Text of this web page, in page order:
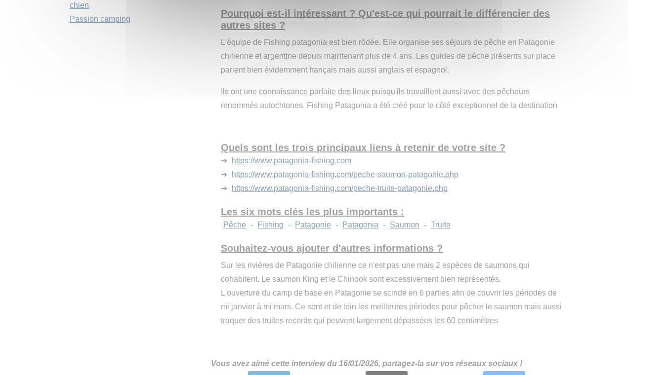
Pourquoi est-il intéressant ? Qu'est-ce qui pourrait le différencier des
autres sites ?
L'équipe de Fishing patagonia est bien rôdée. Elle organise ses séjours de pêche en Patagonie
chilienne et argentine depuis maintenant plus de 4 ans. Les guides de pêche présents sur place
parlent bien évidemment français mais aussi anglais et espagnol.
Ils ont une connaissance parfaite des lieux puisqu'ils travaillent aussi avec des pêcheurs
renommés autochtones. Fishing Patagonia a été créé pour le côté exceptionnel de la destination
Quels sont les trois principaux liens à retenir de votre site ?
➔
https://www.patagonia-fishing.com
➔
https://www.patagonia-fishing.com/peche-saumon-patagonie.php
➔
https://www.patagonia-fishing.com/peche-truite-patagonie.php
Les six mots clés les plus importants :
Pêche - Fishing - Patagonie - Patagonia - Saumon - Truite
Souhaitez-vous ajouter d'autres informations ?
Sur les rivières de Patagonie chilienne ce n'est pas une mais 2 espèces de saumons qui
cohabitent. Le saumon King et le Chinook sont excessivement bien représentés.
L'ouverture du camp de base en Patagonie se scinde en 6 parties afin de couvrir les périodes de
mi janvier à mi mars. Ce sont et de loin les meilleures périodes pour pêcher le saumon mais aussi
traquer des truites records qui peuvent largement dépassées les 60 centimètres
Vous avez aimé cette interview du 16/01/2026, partagez-la sur vos réseaux sociaux !
chien
Passion camping